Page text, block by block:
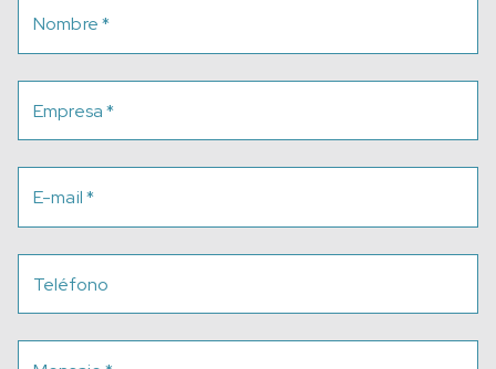
Nombre*
Empresa *
E-mail*
Teléfono